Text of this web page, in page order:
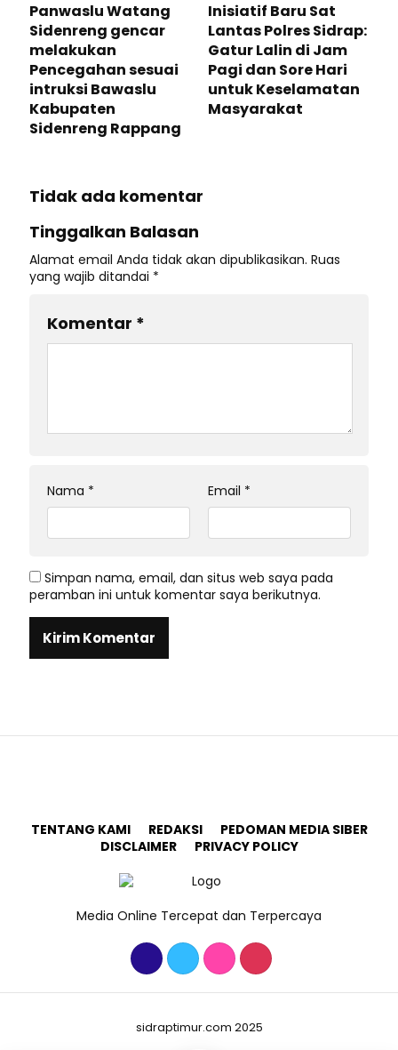
Panwaslu Watang
Sidenreng gencar
melakukan
Pencegahan sesuai
intruksi Bawaslu
Kabupaten
Sidenreng Rappang
Inisiatif Baru Sat
Lantas Polres Sidrap:
Gatur Lalin di Jam
Pagi dan Sore Hari
untuk Keselamatan
Masyarakat
Tidak ada komentar
Tinggalkan Balasan
Alamat email Anda tidak akan dipublikasikan. Ruas
yang wajib ditandai *
Komentar *
Nama * Email *
Simpan nama, email, dan situs web saya pada
peramban ini untuk komentar saya berikutnya.
TENTANG KAMI REDAKSI
PEDOMAN MEDIA SIBER
DISCLAIMER
PRIVACY POLICY
Media Online Tercepat dan Terpercaya
sidraptimur.com 2025